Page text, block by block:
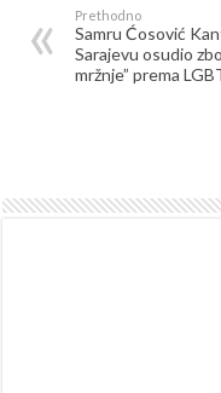
Prethodno
Samru Ćosović
Sarajevu osudio
mržnje” prema